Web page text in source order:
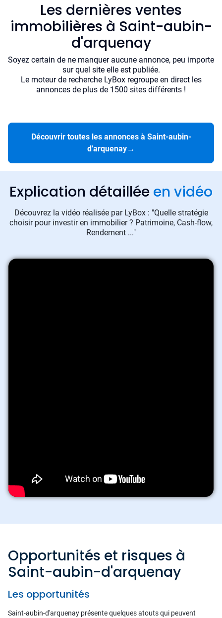
Les dernières ventes
immobilières à Saint-aubin-
d'arquenay
Soyez certain de ne manquer aucune annonce, peu importe
sur quel site elle est publiée.
Le moteur de recherche LyBox regroupe en direct les
annonces de plus de 1500 sites différents !
Découvrir toutes les annonces à Saint-aubin-
d'arquenay→
Explication détaillée en vidéo
Découvrez la vidéo réalisée par LyBox : "Quelle stratégie
choisir pour investir en immobilier ? Patrimoine, Cash-flow,
Rendement ..."
Opportunités et risques à
Saint-aubin-d'arquenay
Les opportunités
Saint-aubin-d'arquenay présente quelques atouts qui peuvent